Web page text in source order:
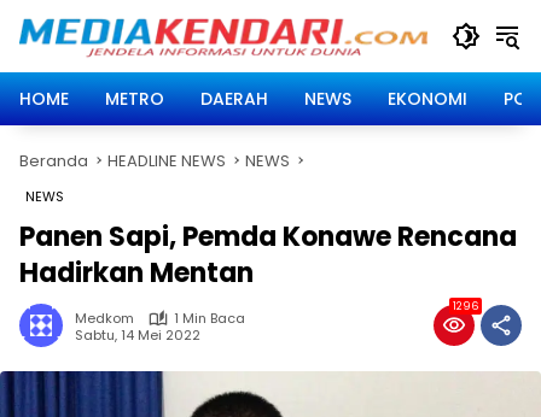
HOME
METRO DAERAH NEWS EKONOMI
Beranda HEADLINE NEWS NEWS
NEWS
Panen Sapi, Pemda Konawe Rencana
Hadirkan Mentan
Medkom
1 Min Baca
Sabtu, 14 Mei 2022
1296